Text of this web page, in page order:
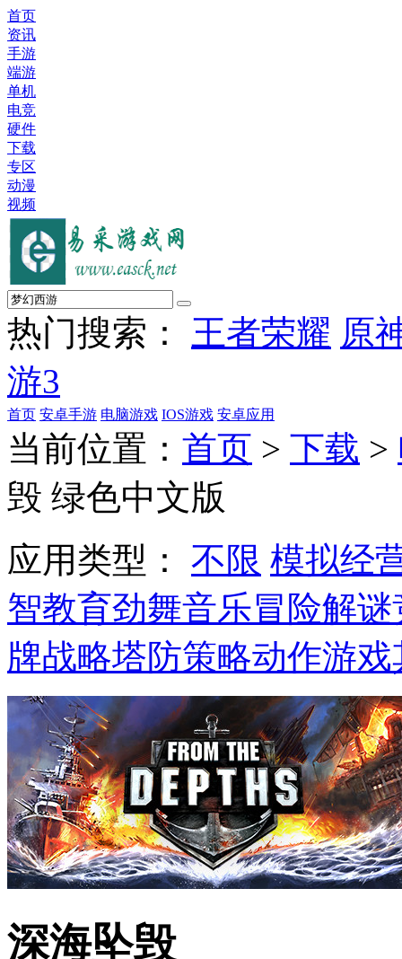
首页
资讯
手游
端游
单机
电竞
硬件
下载
专区
动漫
视频
热门搜索： 王者荣耀 原
游3
首页 安卓手游 电脑游戏 IOS游戏 安卓应用
当前位置： 首页 > 下载 >
毁 绿色中文版
应用类型：
不限 模拟经
智教育劲舞音乐冒险解谜
牌战略塔防策略动作游戏
深海坠毁